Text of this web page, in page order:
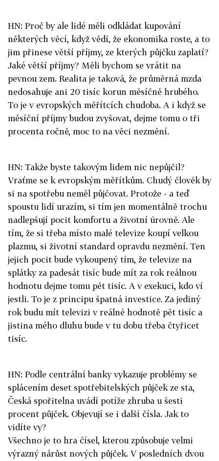
HN: Proč by ale lidé měli odkládat kupování
některých věcí, když vědí, že ekonomika roste, a to
jim přinese větší příjmy, ze kterých půjčku zaplatí?
Jaké větší příjmy? Měli bychom se vrátit na
pevnou zem. Realita je taková, že průměrná mzda
nedosahuje ani 20 tisíc korun měsíčně hrubého.
To je v evropských měřítcích chudoba. A i když se
měsíční příjmy budou zvyšovat, dejme tomu o tři
procenta ročně, moc to na věci nezmění.
HN: Takže byste takovým lidem nic nepůjčil?
Vraťme se k evropským měřítkům. Chudý člověk by
si na spotřebu neměl půjčovat. Protože - a teď
spoustu lidí urazím, si tím jen momentálně trochu
nadlepšují pocit komfortu a životní úrovně. Ale
tím, že si třeba místo malé televize koupí velkou
plazmu, si životní standard opravdu nezmění. Ten
jejich pocit bude vykoupený tím, že televize na
splátky za padesát tisíc bude mít za rok reálnou
hodnotu dejme tomu pět tisíc. A v exekuci, kdo ví
jestli. To je z principu špatná investice. Za jediný
rok budu mít televizi v reálné hodnotě pět tisíc a
jistina mého dluhu bude v tu dobu třeba čtyřicet
tisíc.
HN: Podle centrální banky vykazuje problémy se
splácením deset spotřebitelských půjček ze sta,
Česká spořitelna uvádí potíže zhruba u šesti
procent půjček. Objevují se i další čísla. Jak to
vidíte vy?
Všechno je to hra čísel, kterou způsobuje velmi
výrazný nárůst nových půjček. V posledních dvou